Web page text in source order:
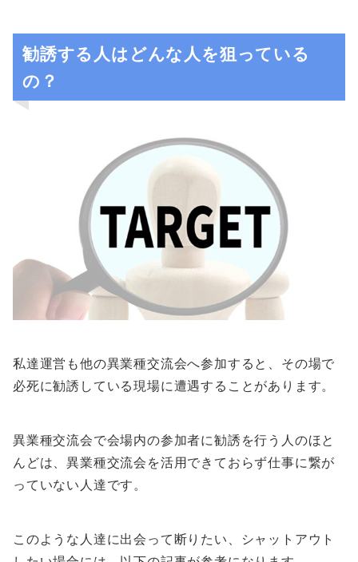
勧誘する人はどんな人を狙っている
の？
私達運営も他の異業種交流会へ参加すると、その場で
必死に勧誘している現場に遭遇することがあります。
異業種交流会で会場内の参加者に勧誘を行う人のほと
んどは、異業種交流会を活用できておらず仕事に繋が
っていない人達です。
このような人達に出会って断りたい、シャットアウト